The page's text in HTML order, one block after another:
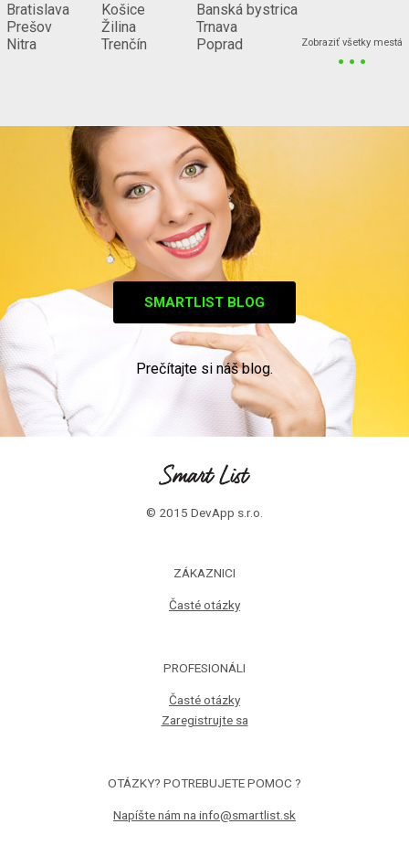
Bratislava
Prešov
Nitra
Košice
Žilina
Trenčín
Banská bystrica
Trnava
Poprad
Zobraziť všetky mestá
...
SMARTLIST BLOG
Prečítajte si náš blog.
© 2015 DevApp s.r.o.
ZÁKAZNICI
Časté otázky
PROFESIONÁLI
Časté otázky
Zaregistrujte sa
OTÁZKY? POTREBUJETE POMOC ?
Napíšte nám na info@smartlist.sk